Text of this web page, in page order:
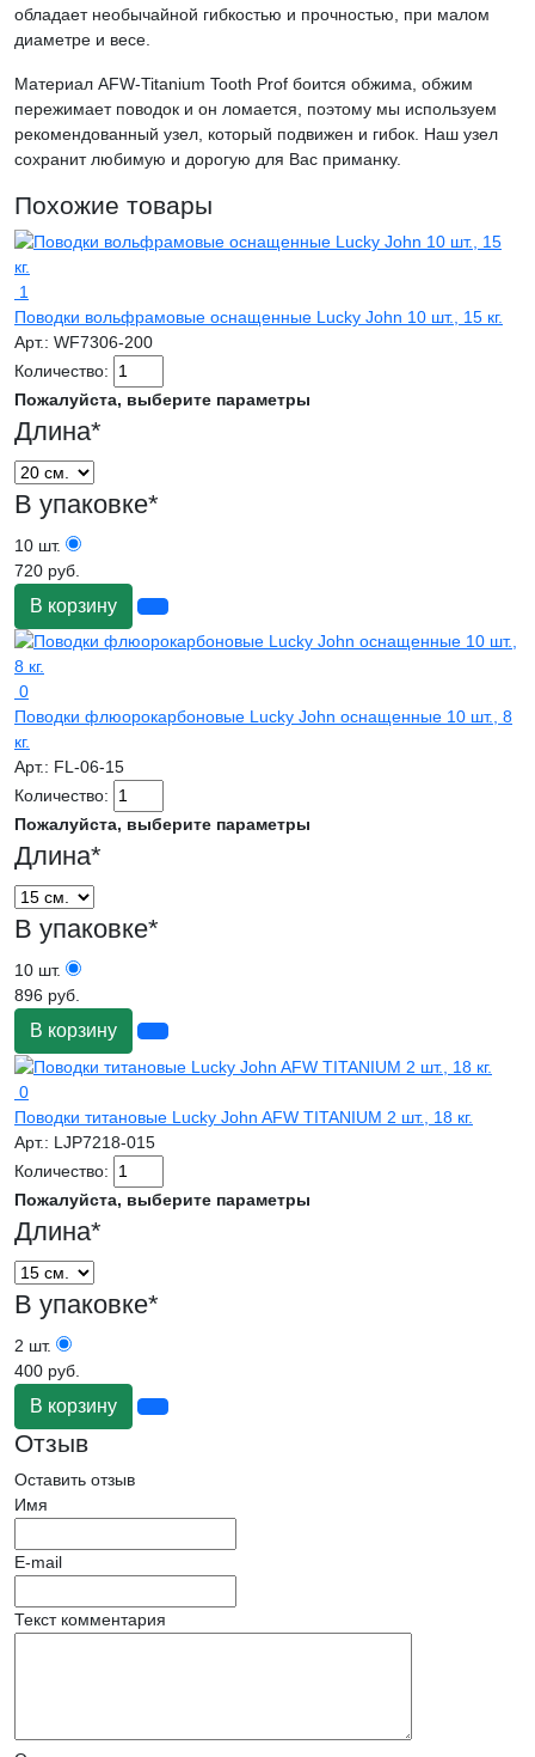
обладает необычайной гибкостью и прочностью, при малом
диаметре и весе.
Материал AFW-Titanium Tooth Prof боится обжима, обжим
пережимает поводок и он ломается, поэтому мы используем
рекомендованный узел, который подвижен и гибок. Наш узел
сохранит любимую и дорогую для Вас приманку.
Похожие товары
1
Поводки вольфрамовые оснащенные Lucky John 10 шт., 15 кг.
Арт.: WF7306-200
Количество:
Пожалуйста, выберите параметры
Длина*
В упаковке*
10 шт.
720 руб.
В корзину
0
Поводки флюорокарбоновые Lucky John оснащенные 10 шт., 8
кг.
Арт.: FL-06-15
Количество:
Пожалуйста, выберите параметры
Длина*
В упаковке*
10 шт.
896 руб.
В корзину
0
Поводки титановые Lucky John AFW TITANIUM 2 шт., 18 кг.
Арт.: LJP7218-015
Количество:
Пожалуйста, выберите параметры
Длина*
В упаковке*
2 шт.
400 руб.
В корзину
Отзыв
Оставить отзыв
Имя
E-mail
Текст комментария